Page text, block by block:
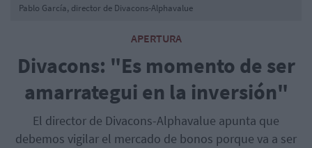
APERTURA
Divacons: "Es momento de ser
amarrategui en la inversión"
El director de Divacons-Alphavalue apunta que
debemos vigilar el mercado de bonos porque va a ser
Pablo García, director de Divacons-Alphavalue